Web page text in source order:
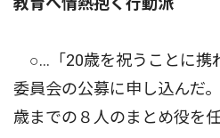
○…「20歳を祝うことに携
委員会の公募に申し込んだ
歳までの８人のまとめ役を